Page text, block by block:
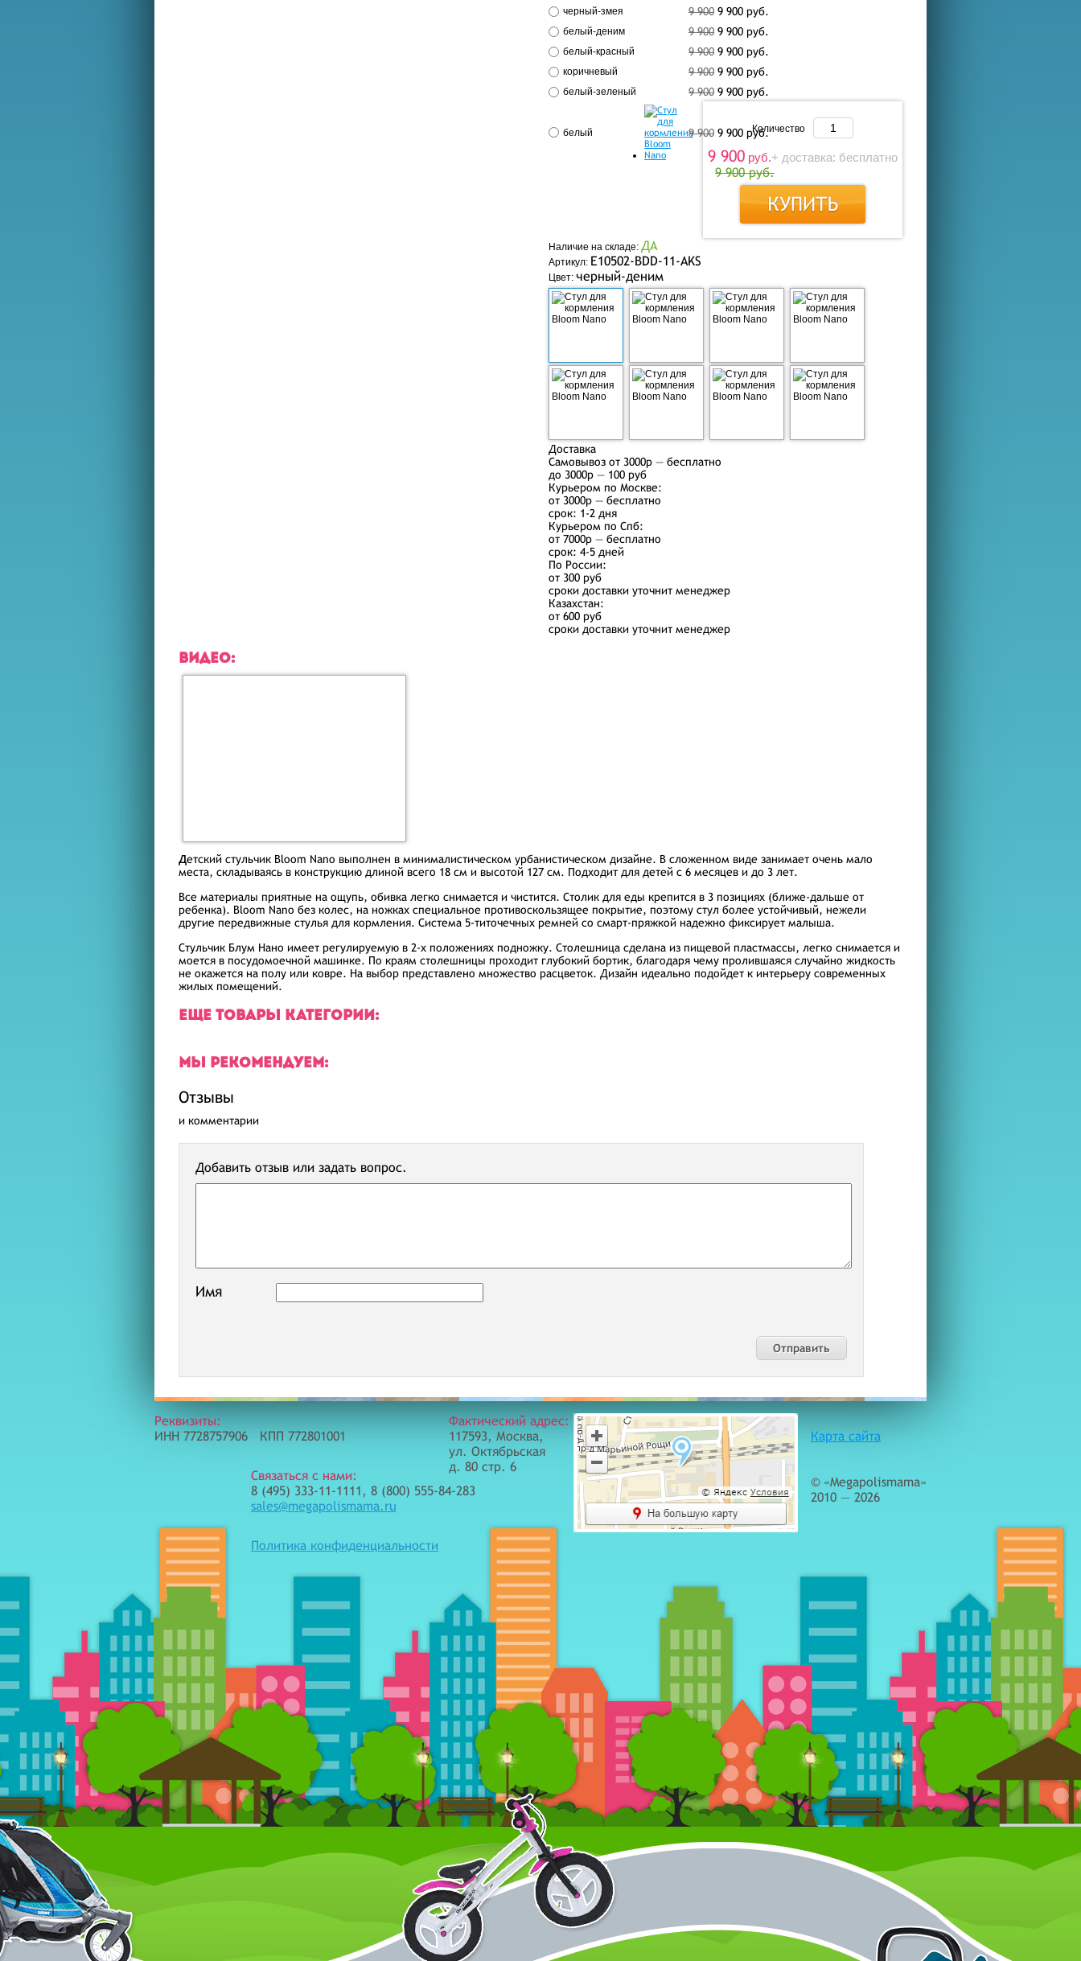
черный-змея 9 900 9 900 руб.
белый-деним 9 900 9 900 руб.
белый-красный 9 900 9 900 руб.
коричневый 9 900 9 900 руб.
белый-зеленый 9 900 9 900 руб.
белый 9 900 9 900 руб.
Количество
9 900 руб.+ доставка: бесплатно
9 900 руб.
Наличие на складе: ДА
Артикул: E10502-BDD-11-AKS
Цвет: черный-деним
Доставка
Самовывоз от 3000р — бесплатно
до 3000р — 100 руб
Курьером по Москве:
от 3000р — бесплатно
срок: 1-2 дня
Курьером по Спб:
от 7000р — бесплатно
срок: 4-5 дней
По России:
от 300 руб
сроки доставки уточнит менеджер
Казахстан:
от 600 руб
сроки доставки уточнит менеджер
ВИДЕО:
Детский стульчик Bloom Nano выполнен в минималистическом урбанистическом дизайне. В сложенном виде занимает очень мало
места, складываясь в конструкцию длиной всего 18 см и высотой 127 см. Подходит для детей с 6 месяцев и до 3 лет.
Все материалы приятные на ощупь, обивка легко снимается и чистится. Столик для еды крепится в 3 позициях (ближе-дальше от
ребенка). Bloom Nano без колес, на ножках специальное противоскользящее покрытие, поэтому стул более устойчивый, нежели
другие передвижные стулья для кормления. Система 5-титочечных ремней со смарт-пряжкой надежно фиксирует малыша.
Стульчик Блум Нано имеет регулируемую в 2-х положениях подножку. Столешница сделана из пищевой пластмассы, легко снимается и
моется в посудомоечной машинке. По краям столешницы проходит глубокий бортик, благодаря чему пролившаяся случайно жидкость
не окажется на полу или ковре. На выбор представлено множество расцветок. Дизайн идеально подойдет к интерьеру современных
жилых помещений.
ЕЩЕ ТОВАРЫ КАТЕГОРИИ:
МЫ РЕКОМЕНДУЕМ:
Отзывы
и комментарии
Добавить отзыв или задать вопрос.
Имя
Реквизиты:
ИНН 7728757906 КПП 772801001
Связаться с нами:
8 (495) 333-11-1111, 8 (800) 555-84-283
sales@megapolismama.ru
Политика конфиденциальности
Фактический адрес:
117593, Москва,
ул. Октябрьская
д. 80 стр. 6
Карта сайта
© «Megapolismama»
2010 — 2026